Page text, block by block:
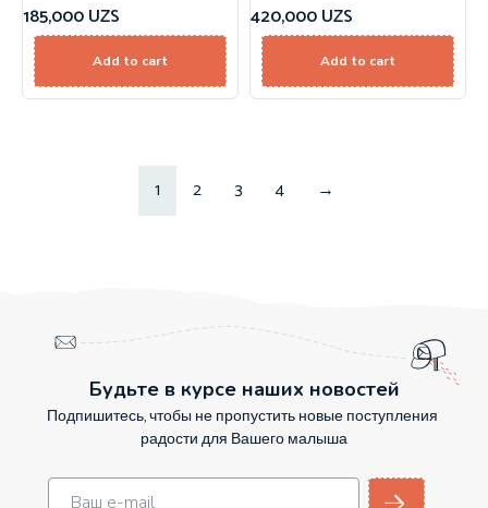
185,000UZS
Add to cart
420,000UZS
Add to cart
1 2 3 4 →
Будьте в курсе наших новостей
Подпишитесь, чтобы не пропустить новые поступления
радости для Вашего малыша